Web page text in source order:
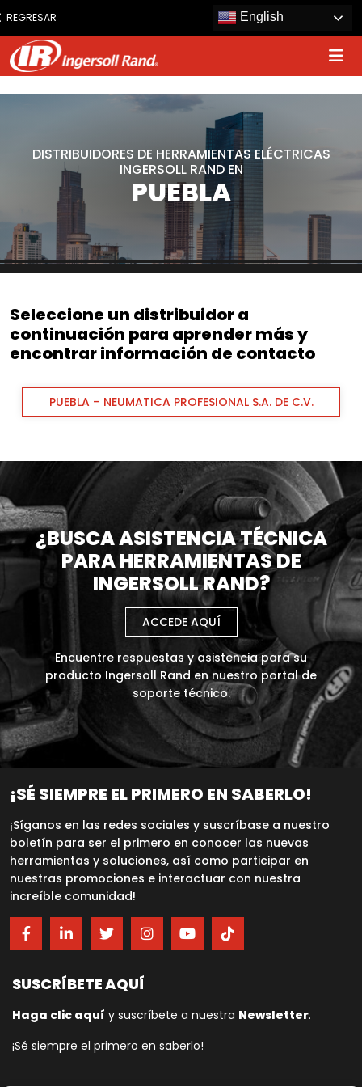
www.ingersollrand.com
Jump
content
REGRESAR English
DISTRIBUIDORES DE HERRAMIENTAS ELÉCTRICAS
INGERSOLL RAND EN
PUEBLA
Seleccione un distribuidor a
continuación para aprender más y
encontrar información de contacto
PUEBLA – NEUMATICA PROFESIONAL S.A. DE C.V.
¿BUSCA ASISTENCIA TÉCNICA
PARA HERRAMIENTAS DE
INGERSOLL RAND?
ACCEDE AQUÍ
Encuentre respuestas y asistencia para su
producto Ingersoll Rand en nuestro portal de
soporte técnico.
¡SÉ SIEMPRE EL PRIMERO EN SABERLO!
¡Síganos en las redes sociales y suscríbase a nuestro
boletín para ser el primero en conocer las nuevas
herramientas y soluciones, así como participar en
nuestras promociones e interactuar con nuestra
increíble comunidad!
SUSCRÍBETE AQUÍ
Haga clic aquí y suscríbete a nuestra Newsletter.
¡Sé siempre el primero en saberlo!